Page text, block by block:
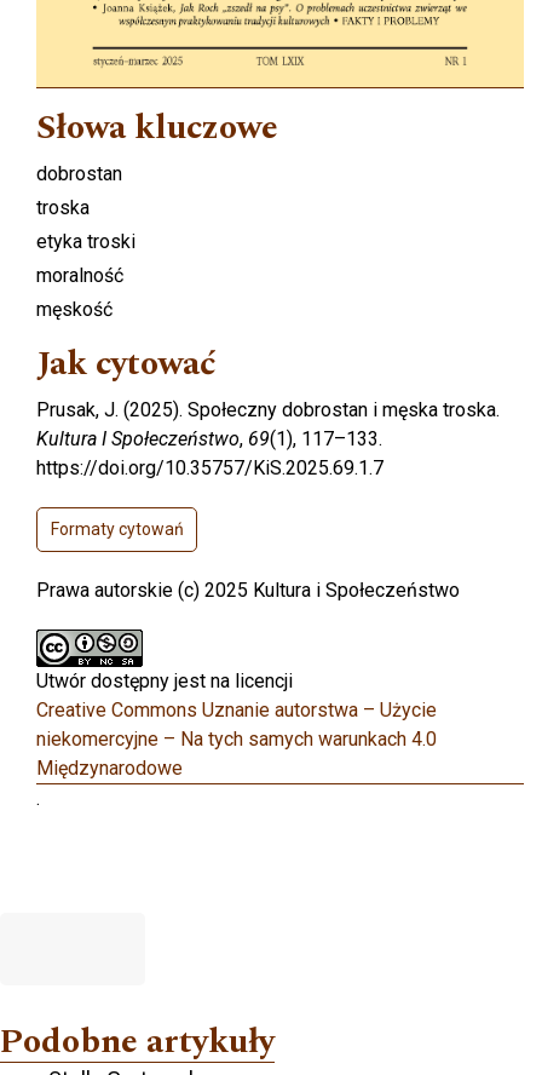
Słowa kluczowe
dobrostan
troska
etyka troski
moralność
męskość
Jak cytować
Prusak, J. (2025). Społeczny dobrostan i męska troska.
Kultura I Społeczeństwo, 69(1), 117–133.
https://doi.org/10.35757/KiS.2025.69.1.7
Formaty cytowań
Prawa autorskie (c) 2025 Kultura i Społeczeństwo
Utwór dostępny jest na licencji
Creative Commons Uznanie autorstwa – Użycie
niekomercyjne – Na tych samych warunkach 4.0
Międzynarodowe
.
Podobne artykuły